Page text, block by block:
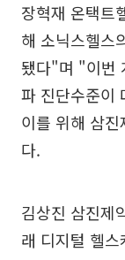
장혁재 온택트
해 소닉스헬스
됐다"며 "이번
파 진단수준이
이를 위해 삼
다.
김상진 삼진제
래 디지털 헬